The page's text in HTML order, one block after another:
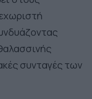
συνταγές των